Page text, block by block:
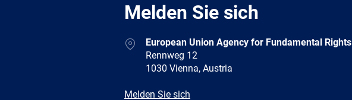
Melden Sie sich
AddressEuropean Union Agency for Fundamental Rights
Rennweg 12
1030 Vienna, Austria
E-
Melden Sie sich